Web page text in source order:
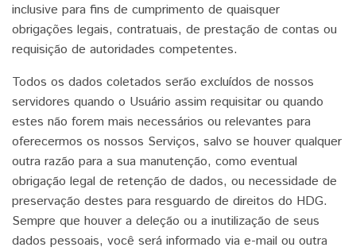
inclusive para fins de cumprimento de quaisquer
obrigações legais, contratuais, de prestação de contas ou
requisição de autoridades competentes.
Todos os dados coletados serão excluídos de nossos
servidores quando o Usuário assim requisitar ou quando
estes não forem mais necessários ou relevantes para
oferecermos os nossos Serviços, salvo se houver qualquer
outra razão para a sua manutenção, como eventual
obrigação legal de retenção de dados, ou necessidade de
preservação destes para resguardo de direitos do HDG.
Sempre que houver a deleção ou a inutilização de seus
dados pessoais, você será informado via e-mail ou outra